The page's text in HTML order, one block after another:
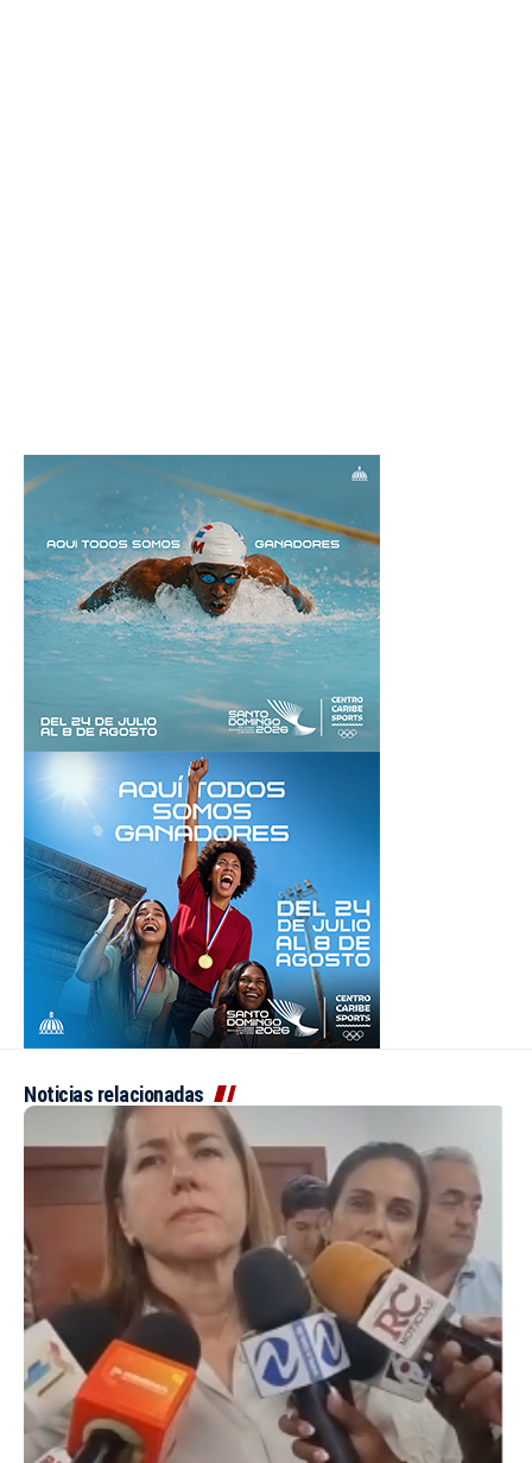
Noticias relacionadas